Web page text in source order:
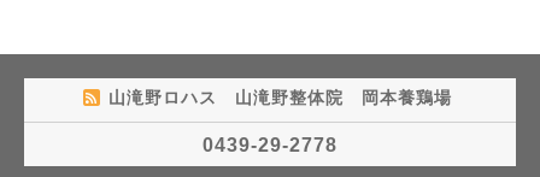
山滝野ロハス 山滝野整体院 岡本養鶏場
0439-29-2778